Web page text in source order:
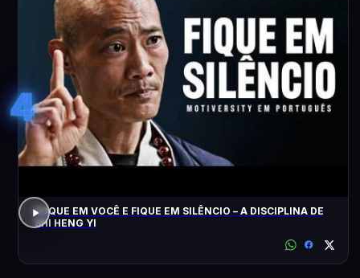
4
FOQUE EM VOCÊ E FIQUE EM SILÊNCIO – A DISCIPLINA DE
SHI HENG YI